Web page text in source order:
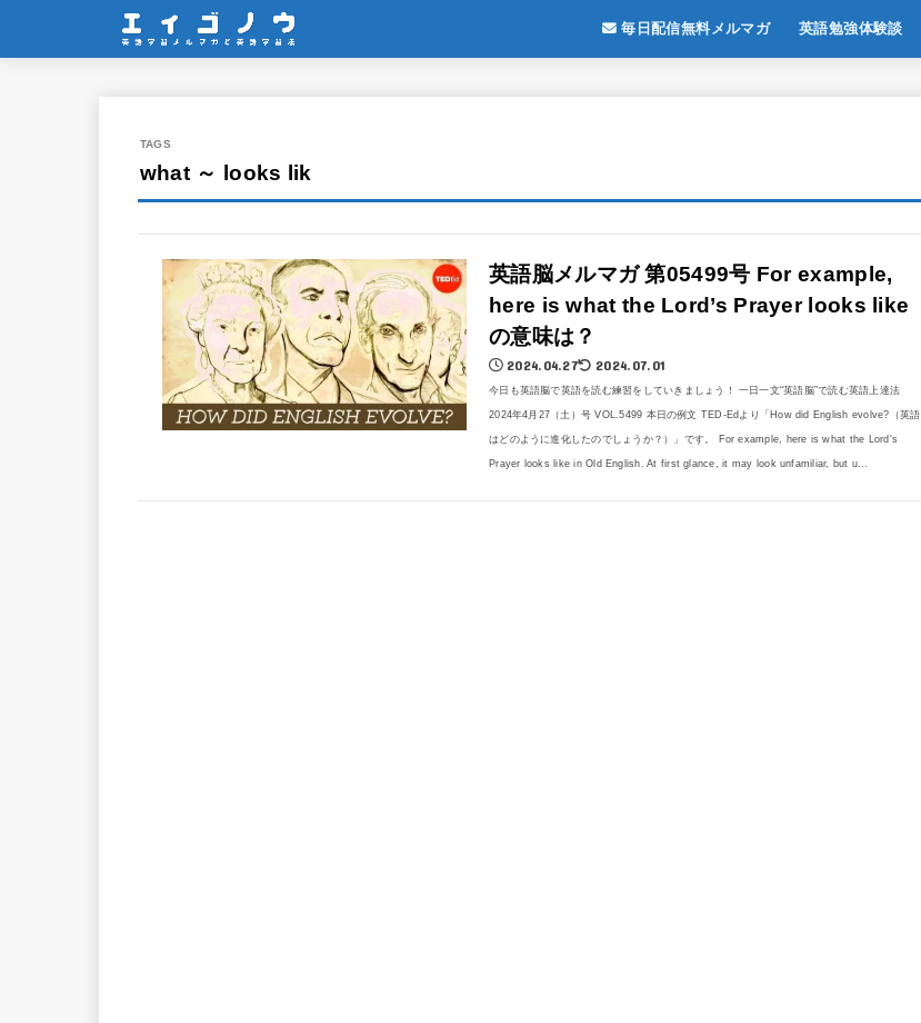
毎日配信無料メルマガ 英語勉強体験談
what ～ looks lik
英語脳メルマガ 第05499号 For example,
here is what the Lord’s Prayer looks like
の意味は？
2024.04.27 2024.07.01
今日も英語脳で英語を読む練習をしていきましょう！ 一日一文“英語脳”で読む英語上達法
2024年4月27（土）号 VOL.5499 本日の例文 TED-Edより「How did English evolve?（英語
はどのように進化したのでしょうか？）」です。 For example, here is what the Lord's
Prayer looks like in Old English. At first glance, it may look unfamiliar, but u...